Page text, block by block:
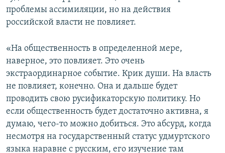
проблемы ассимиляции, но на действия
российской власти не повлияет.
«На общественность в определенной мере,
наверное, это повлияет. Это очень
экстраординарное событие. Крик души. На власть
не повлияет, конечно. Она и дальше будет
проводить свою русификаторскую политику. Но
если общественность будет достаточно активна, я
думаю, чего-то можно добиться. Это абсурд, когда
несмотря на государственный статус удмуртского
языка наравне с русским, его изучение там